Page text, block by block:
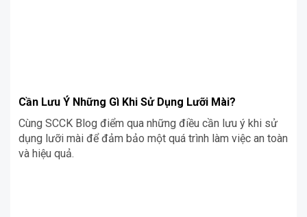
Cần Lưu Ý Những Gì Khi Sử Dụng Lưỡi Mài?
Cùng SCCK Blog điểm qua những điều cần lưu ý khi sử
dụng lưỡi mài để đảm bảo một quá trình làm việc an toàn
và hiệu quả.